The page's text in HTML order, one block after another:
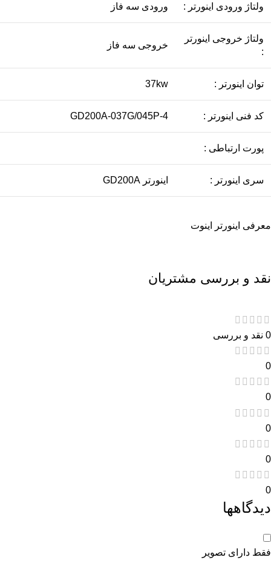
ولتاژ ورودی اینورتر : ورودی سه فاز
ولتاژ خروجی اینورتر
:
خروجی سه فاز
توان اینورتر : 37kw
کد فنی اینورتر : GD200A-037G/045P-4
پورت ارتباطی :
سری اینورتر : اينورتر GD200A
معرفی اینورتر اینوت
نقد و بررسی مشتریان
0 نقد و بررسی
0
0
0
0
0
دیدگاهها
فقط دارای تصویر